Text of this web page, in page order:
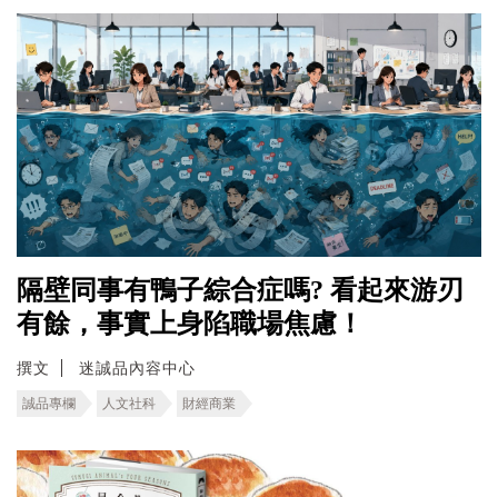
隔壁同事有鴨子綜合症嗎? 看起來游刃
有餘，事實上身陷職場焦慮！
撰文 迷誠品內容中心
誠品專欄 人文社科 財經商業